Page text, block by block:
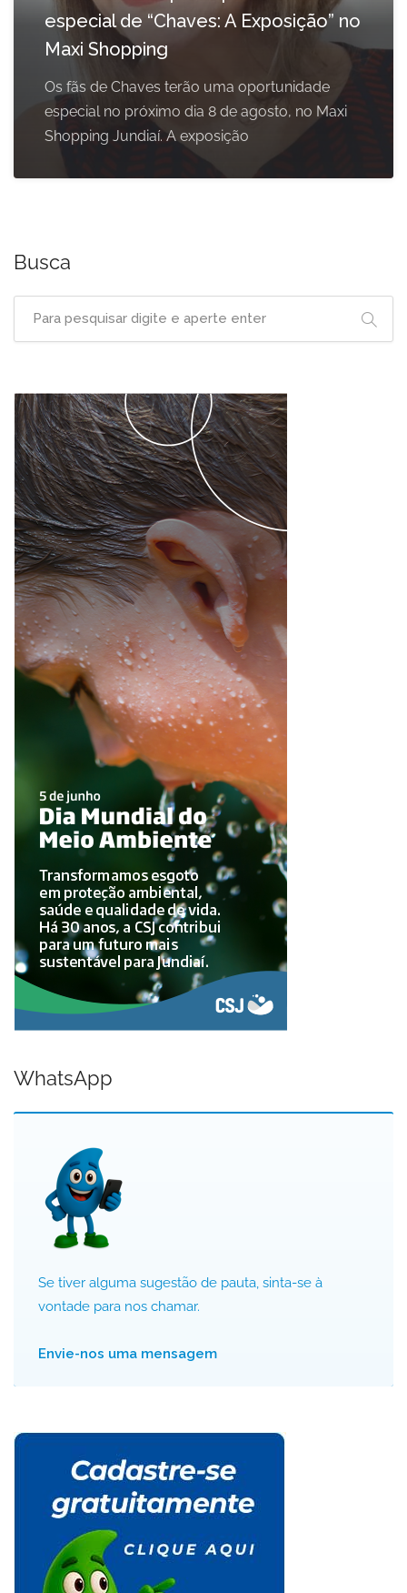
especial de “Chaves: A Exposição” no
Maxi Shopping
Os fãs de Chaves terão uma oportunidade
especial no próximo dia 8 de agosto, no Maxi
Shopping Jundiaí. A exposição
Busca
WhatsApp
Se tiver alguma sugestão de pauta, sinta-se à
vontade para nos chamar.
Envie-nos uma mensagem